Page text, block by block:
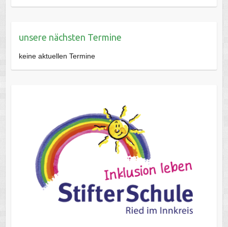
unsere nächsten Termine
keine aktuellen Termine